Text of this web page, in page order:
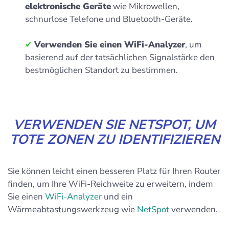
elektronische Gerätewie Mikrowellen,
schnurlose Telefone und Bluetooth-Geräte.
✔ Verwenden Sie einen WiFi-Analyzer, um
basierend auf der tatsächlichen Signalstärke den
bestmöglichen Standort zu bestimmen.
VERWENDEN SIE NETSPOT, UM
TOTE ZONEN ZU IDENTIFIZIEREN
Sie können leicht einen besseren Platz für Ihren Router
finden, um Ihre WiFi-Reichweite zu erweitern, indem
Sie einen WiFi-Analyzer und ein
Wärmeabtastungswerkzeug wie NetSpotverwenden.